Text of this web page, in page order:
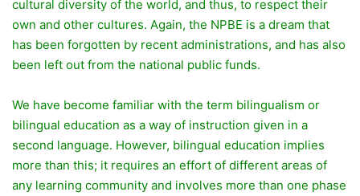
cultural diversity of the world, and thus, to respect their
own and other cultures. Again, the NPBE is a dream that
has been forgotten by recent administrations, and has also
been left out from the national public funds.
We have become familiar with the term bilingualism or
bilingual education as a way of instruction given in a
second language. However, bilingual education implies
more than this; it requires an effort of different areas of
any learning community and involves more than one phase